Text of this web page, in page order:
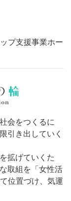
プ支援事業ホー
会をつくるに
引き出していく
拡げていくた
取組を「女性活
位置づけ、気運